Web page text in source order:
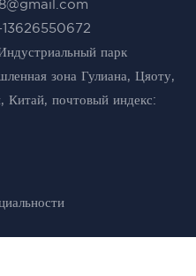
парк
зона Гулиана, Цяоту,
Китай, почтовый индекс: